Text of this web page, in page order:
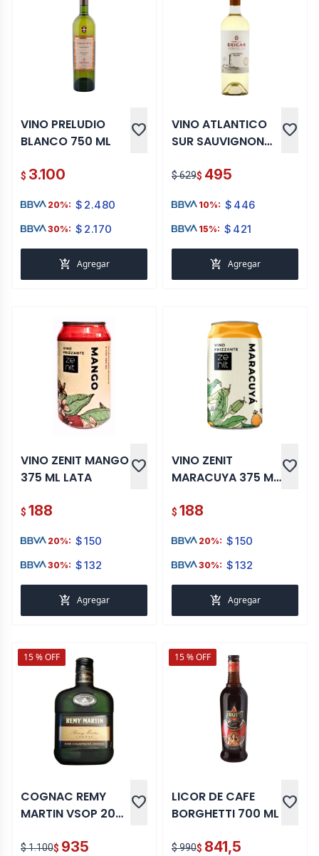
VINO PRELUDIO
BLANCO 750 ML
favorite
$ 3.100
20%: $ 2.480
30%: $ 2.170
add_shopping_cart Agregar
VINO ATLANTICO
SUR SAUVIGNON
favorite
$ 629$ 495
10%: $ 446
15%: $ 421
add_shopping_cart Agregar
VINO ZENIT MANGO
375 ML LATA
favorite
$ 188
20%: $150
30%: $132
add_shopping_cart Agregar
VINO ZENIT
MARACUYA 375 ML
favorite
$ 188
20%: $150
30%: $132
add_shopping_cart Agregar
15 % OFF
COGNAC REMY
MARTIN VSOP 200
favorite
$ 1.100$ 935
15 % OFF
LICOR DE CAFE
BORGHETTI 700 ML
favorite
$ 990$ 841,5